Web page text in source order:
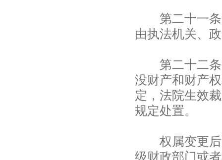
第二十一条
由执法机关、
第二十二条
没财产和财产
定，法院生效
规定处置。
权属变更后
级财政部门或